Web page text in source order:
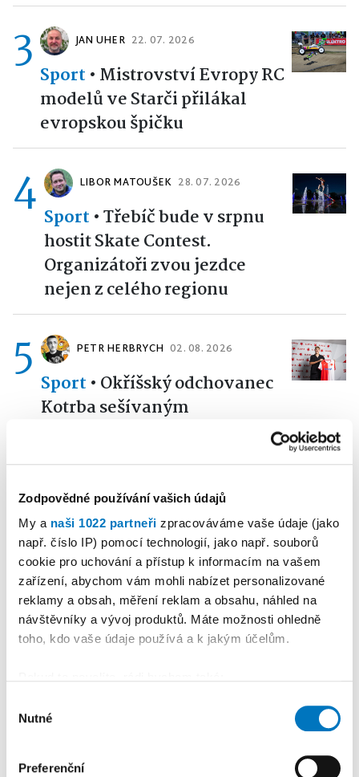
Zodpovědné používání vašich údajů
My a naši 1022 partneři zpracováváme vaše údaje (jako
např. číslo IP) pomocí technologií, jako např. souborů
cookie pro uchování a přístup k informacím na vašem
zařízení, abychom vám mohli nabízet personalizované
reklamy a obsah, měření reklam a obsahu, náhled na
návštěvníky a vývoj produktů. Máte možnosti ohledně
toho, kdo vaše údaje používá a k jakým účelům.
poloze, které mohou být přesné na několik metrů
skenování pro konkrétní charakteristiky (otisk prstu)
souhlasu
Nutné
Preferenční
3 JAN UHER 22. 07. 2026
Sport • Mistrovství Evropy RC
modelů ve Starči přilákal
evropskou špičku
4 LIBOR MATOUŠEK 28. 07. 2026
Sport •Třebíč bude v srpnu
hostit Skate Contest.
Organizátoři zvou jezdce
nejen z celého regionu
5 PETR HERBRYCH 02. 08. 2026
Sport • Okříšský odchovanec
Kotrba sešívaným